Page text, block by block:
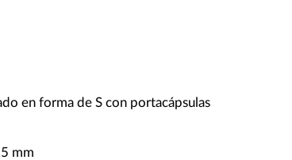
en forma de S con portacápsulas
mm